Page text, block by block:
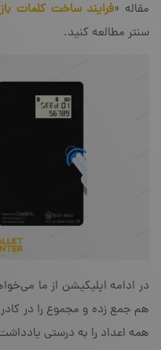
مقاله‌ «فرایند ساخت کلمات
سنتر مطالعه کنید.
در ادامه اپلیکیشن از ما
هم جمع زده و مجموع را در
همه‌ اعداد را به درستی